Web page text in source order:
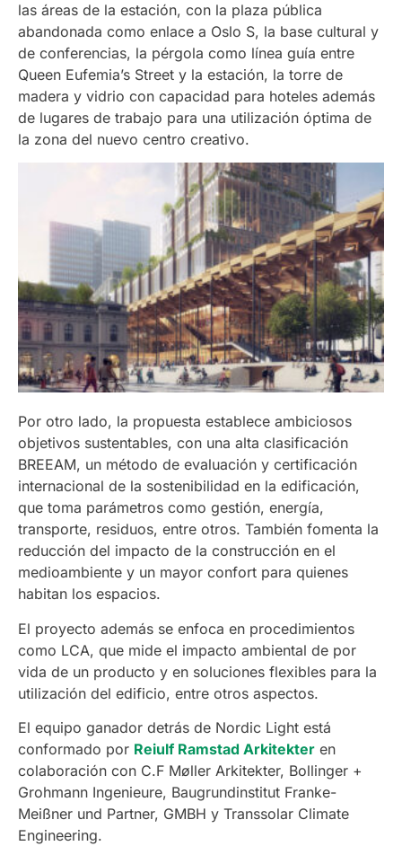
las áreas de la estación, con la plaza pública
abandonada como enlace a Oslo S, la base cultural y
de conferencias, la pérgola como línea guía entre
Queen Eufemia’s Street y la estación, la torre de
madera y vidrio con capacidad para hoteles además
de lugares de trabajo para una utilización óptima de
la zona del nuevo centro creativo.
Por otro lado, la propuesta establece ambiciosos
objetivos sustentables, con una alta clasificación
BREEAM, un método de evaluación y certificación
internacional de la sostenibilidad en la edificación,
que toma parámetros como gestión, energía,
transporte, residuos, entre otros. También fomenta la
reducción del impacto de la construcción en el
medioambiente y un mayor confort para quienes
habitan los espacios.
El proyecto además se enfoca en procedimientos
como LCA, que mide el impacto ambiental de por
vida de un producto y en soluciones flexibles para la
utilización del edificio, entre otros aspectos.
El equipo ganador detrás de Nordic Light está
conformado por Reiulf Ramstad Arkitekter en
colaboración con C.F Møller Arkitekter, Bollinger +
Grohmann Ingenieure, Baugrundinstitut Franke-
Meißner und Partner, GMBH y Transsolar Climate
Engineering.